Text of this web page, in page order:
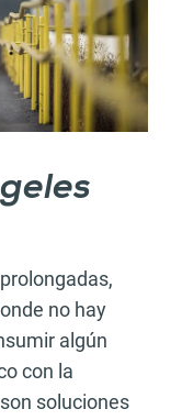
no hay
algún
con la
soluciones